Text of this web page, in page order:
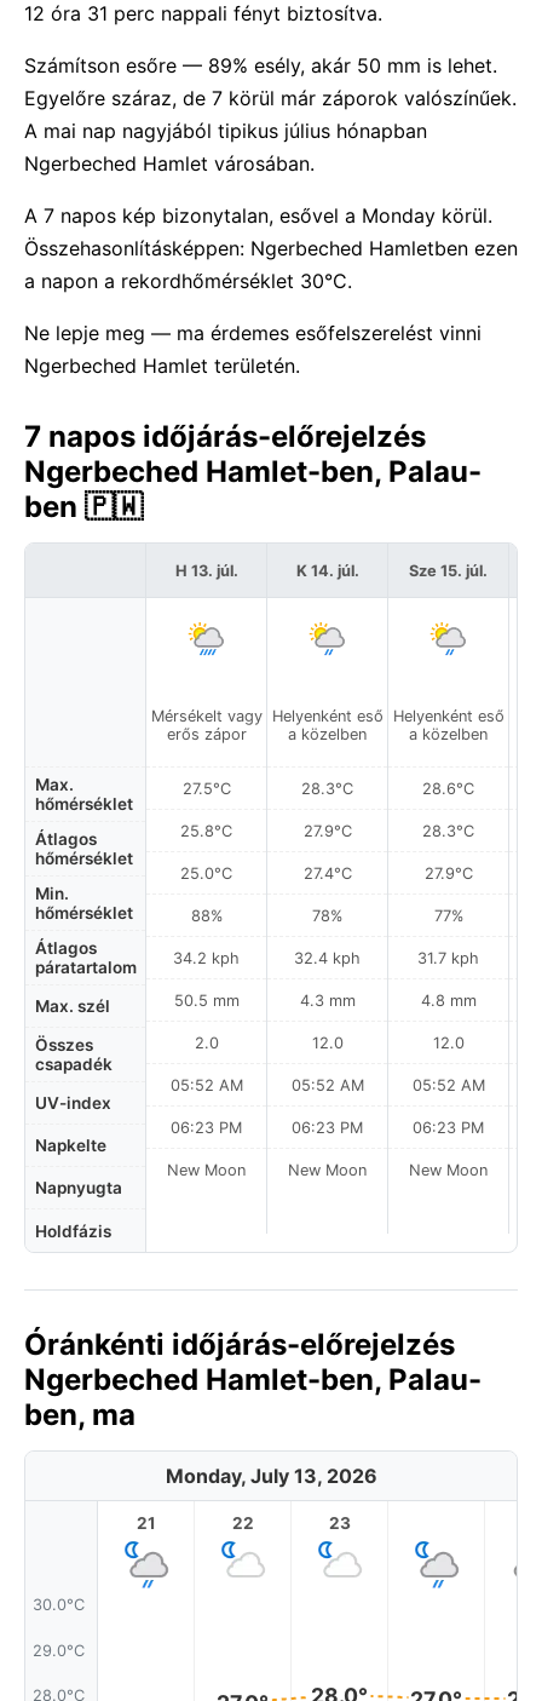
12 óra 31 perc nappali fényt biztosítva.
Számítson esőre — 89% esély, akár 50 mm is lehet.
Egyelőre száraz, de 7 körül már záporok valószínűek.
A mai nap nagyjából tipikus július hónapban
Ngerbeched Hamlet városában.
A 7 napos kép bizonytalan, esővel a Monday körül.
Összehasonlításképpen: Ngerbeched Hamletben ezen
a napon a rekordhőmérséklet 30°C.
Ne lepje meg — ma érdemes esőfelszerelést vinni
Ngerbeched Hamlet területén.
7 napos időjárás-előrejelzés
Ngerbeched Hamlet-ben, Palau-
ben 🇵🇼
Max.
hőmérséklet
Átlagos
hőmérséklet
Min.
hőmérséklet
Átlagos
páratartalom
Max. szél
Összes
csapadék
UV-index
Napkelte
Napnyugta
Holdfázis
H 13. júl.
Mérsékelt vagy
erős zápor
27.5°C
25.8°C
25.0°C
88%
34.2 kph
50.5 mm
2.0
05:52 AM
06:23 PM
New Moon
K 14. júl.
Helyenként eső
a közelben
28.3°C
27.9°C
27.4°C
78%
32.4 kph
4.3 mm
12.0
05:52 AM
06:23 PM
New Moon
Sze 15. júl.
Helyenként eső
a közelben
28.6°C
28.3°C
27.9°C
77%
31.7 kph
4.8 mm
12.0
05:52 AM
06:23 PM
New Moon
Óránkénti időjárás-előrejelzés
Ngerbeched Hamlet-ben, Palau-
ben, ma
Monday, July 13, 2026
30.0°C
29.0°C
28.0°C
21 22 23
28.0°